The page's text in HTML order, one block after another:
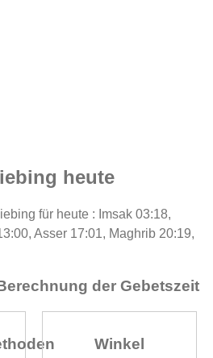
heute
für heute : Imsak 03:18,
Asser 17:01, Maghrib 20:19,
der Gebetszeit
Winkel